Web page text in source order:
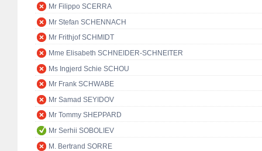
Mr Filippo SCERRA
Mr Stefan SCHENNACH
Mr Frithjof SCHMIDT
Mme Elisabeth SCHNEIDER-SCHNEITER
Ms Ingjerd Schie SCHOU
Mr Frank SCHWABE
Mr Samad SEYIDOV
Mr Tommy SHEPPARD
Mr Serhii SOBOLIEV
M. Bertrand SORRE